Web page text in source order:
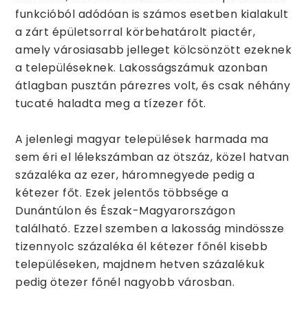
funkcióból adódóan is számos esetben kialakult
a zárt épületsorral körbehatárolt piactér,
amely városiasabb jelleget kölcsönzött ezeknek
a településeknek. Lakosságszámuk azonban
átlagban pusztán párezres volt, és csak néhány
tucaté haladta meg a tízezer főt.
A jelenlegi magyar települések harmada ma
sem éri el lélekszámban az ötszáz, közel hatvan
százaléka az ezer, háromnegyede pedig a
kétezer főt. Ezek jelentős többsége a
Dunántúlon és Észak-Magyarországon
található. Ezzel szemben a lakosság mindössze
tizennyolc százaléka él kétezer főnél kisebb
településeken, majdnem hetven százalékuk
pedig ötezer főnél nagyobb városban.